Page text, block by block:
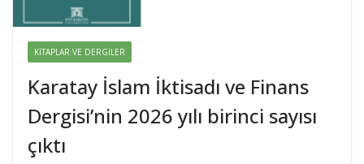
KITAPLAR VE DERGILER
Karatay İslam İktisadı ve Finans
Dergisi’nin 2026 yılı birinci sayısı
çıktı